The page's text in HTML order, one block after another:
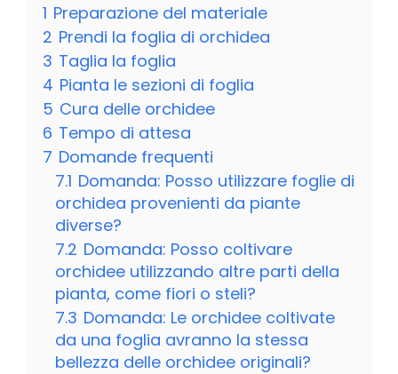
1 Preparazione del materiale
2 Prendi la foglia di orchidea
3 Taglia la foglia
4 Pianta le sezioni di foglia
5 Cura delle orchidee
6 Tempo di attesa
7 Domande frequenti
7.1 Domanda: Posso utilizzare foglie di
orchidea provenienti da piante
diverse?
7.2 Domanda: Posso coltivare
orchidee utilizzando altre parti della
pianta, come fiori o steli?
7.3 Domanda: Le orchidee coltivate
da una foglia avranno la stessa
bellezza delle orchidee originali?